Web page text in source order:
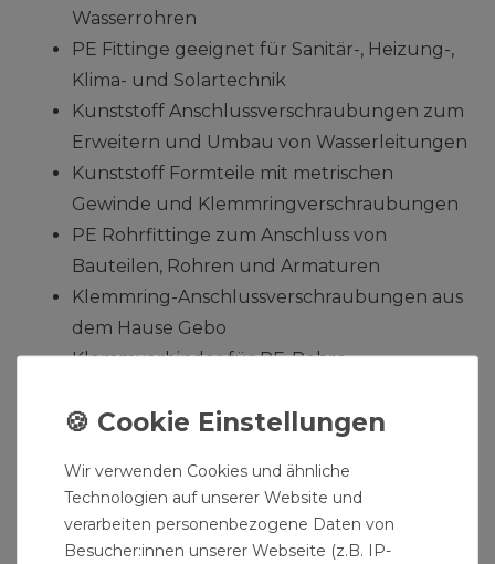
Wasserrohren
PE Fittinge geeignet für Sanitär-, Heizung-,
Klima- und Solartechnik
Kunststoff Anschlussverschraubungen zum
Erweitern und Umbau von Wasserleitungen
Kunststoff Formteile mit metrischen
Gewinde und Klemmringverschraubungen
PE Rohrfittinge zum Anschluss von
Bauteilen, Rohren und Armaturen
Klemmring-Anschlussverschraubungen aus
dem Hause Gebo
Klemmverbinder für PE-Rohre
Materialien:
Druckring: Polypropylen
Konusmutter: Polypropylen, UV-beständig
Klemmring: Polycetal Recin (POM)
Wir verwenden Cookies und ähnliche
Technologien auf unserer Website und
verarbeiten personenbezogene Daten von
Besucher:innen unserer Webseite (z.B. IP-